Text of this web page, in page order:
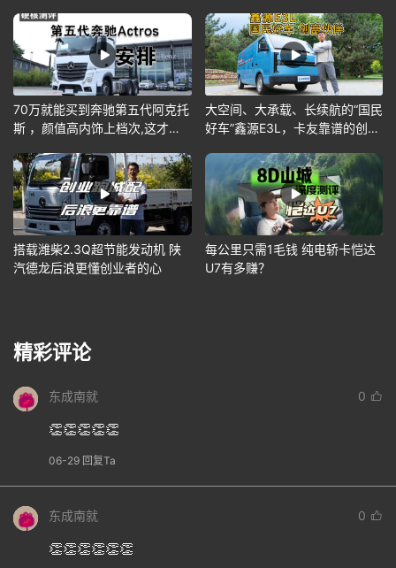
70万就能买到奔驰第五代阿克托
斯 ，颜值高内饰上档次,这才是
大空间、大承载、长续航的“国民
好车”鑫源E3L，卡友靠谱的创富
搭载潍柴2.3Q超节能发动机 陕
汽德龙后浪更懂创业者的心
每公里只需1毛钱 纯电轿卡恺达
U7有多赚？
精彩评论
东成南就 0
👏👏👏👏👏
06-29 回复Ta
东成南就 0
👏👏👏👏👏👏